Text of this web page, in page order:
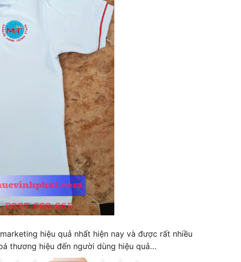
hiệu quả nhất hiện nay và được rất nhiều
thương hiệu đến người dùng hiệu quả…